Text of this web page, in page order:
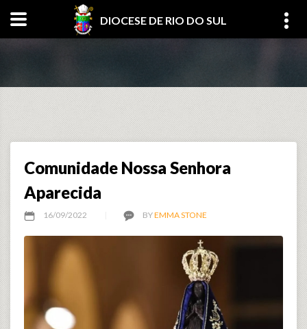
DIOCESE DE RIO DO SUL
Comunidade Nossa Senhora
Aparecida
16/09/2022 BYEMMA STONE